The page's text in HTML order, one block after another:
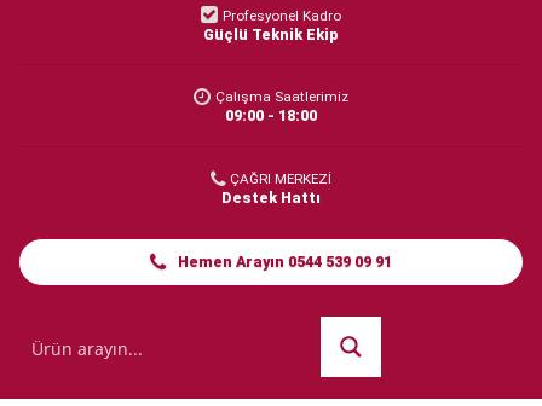
Profesyonel Kadro
Güçlü Teknik Ekip
Çalışma Saatlerimiz
09:00 - 18:00
ÇAĞRI MERKEZİ
Destek Hattı
Hemen Arayın 0544 539 09 91